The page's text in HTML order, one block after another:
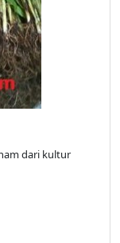
dari kultur